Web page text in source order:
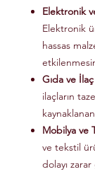
Elektronik
Elektronik
hassas
Gıda ve
ilaçların
Mobilya ve
ve tekstil
dolayı